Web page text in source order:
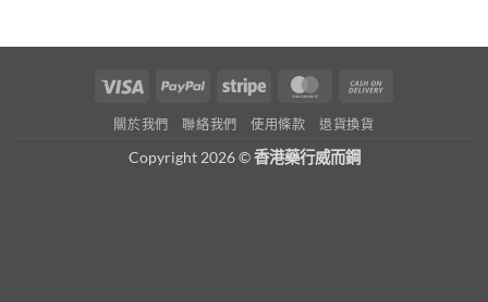
Visa PayPal Stripe MasterCard
關於我們 聯絡我們 使用條款 退貨換貨
Copyright 2026 ©香港藥行威而鋼